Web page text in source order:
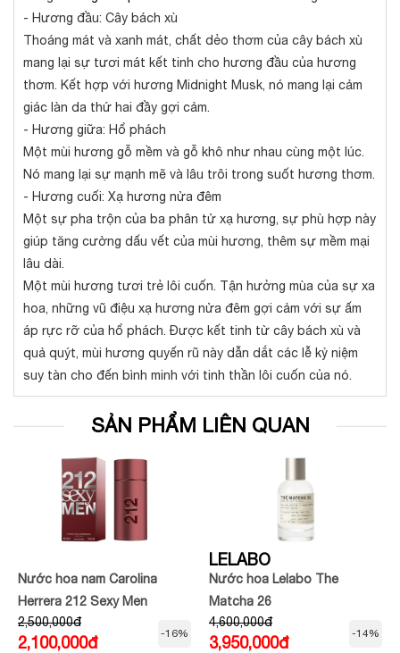
- Hương đầu: Cây bách xù
Thoáng mát và xanh mát, chất dẻo thơm của cây bách xù
mang lại sự tươi mát kết tinh cho hương đầu của hương
thơm. Kết hợp với hương Midnight Musk, nó mang lại cảm
giác làn da thứ hai đầy gợi cảm.
- Hương giữa: Hổ phách
Một mùi hương gỗ mềm và gỗ khô như nhau cùng một lúc.
Nó mang lại sự mạnh mẽ và lâu trôi trong suốt hương thơm.
- Hương cuối: Xạ hương nửa đêm
Một sự pha trộn của ba phân tử xạ hương, sự phù hợp này
giúp tăng cường dấu vết của mùi hương, thêm sự mềm mại
lâu dài.
Một mùi hương tươi trẻ lôi cuốn. Tận hưởng mùa của sự xa
hoa, những vũ điệu xạ hương nửa đêm gợi cảm với sự ấm
áp rực rỡ của hổ phách. Được kết tinh từ cây bách xù và
quả quýt, mùi hương quyến rũ này dẫn dắt các lễ kỷ niệm
suy tàn cho đến bình minh với tinh thần lôi cuốn của nó.
SẢN PHẨM LIÊN QUAN
Nước hoa nam Carolina
Herrera 212 Sexy Men
2,500,000đ
2,100,000đ
-16%
LELABO
Nước hoa Lelabo The
Matcha 26
4,600,000đ
3,950,000đ
-14%